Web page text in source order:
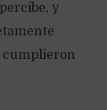
y
cumplieron